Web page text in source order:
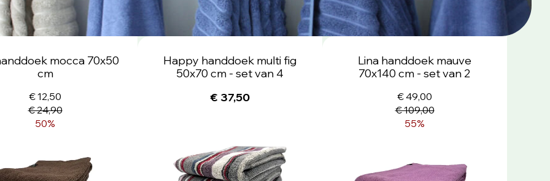
mocca 70x50
cm
€ 12,50
€ 24,90
50%
Happy handdoek multi fig
50x70 cm - set van 4
€ 37,50
Lina handdoek mauve
70x140 cm - set van 2
€ 49,00
€ 109,00
55%